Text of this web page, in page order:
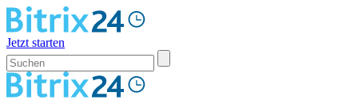
Jetzt starten